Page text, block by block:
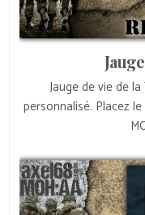
Jauge de vie de
personnalisé. Placez